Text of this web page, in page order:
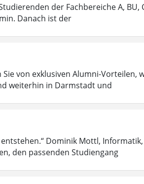
der Fachbereiche A, BU,
Danach ist der
von exklusiven Alumni-Vorteilen,
weiterhin in Darmstadt und
Dominik Mottl, Informatik,
den passenden Studiengang